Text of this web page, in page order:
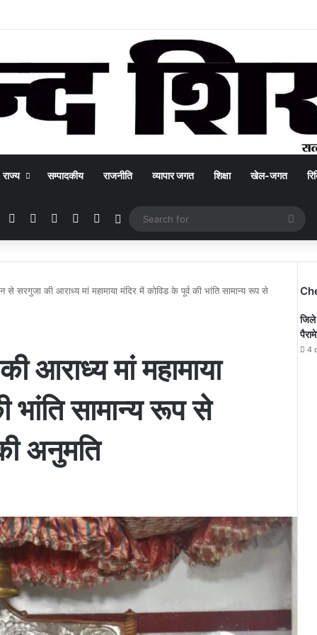
राज्य सम्पादकीय राजनीति व्यापार जगत शिक्षा खेल-जगत
Facebook YouTubeInstagramWhatsApp
Switch skin
for
से सरगुजा की आराध्य मां महामाया मंदिर में कोविड के पूर्व की भांति सामान्य रूप से
आराध्य मां महामाया
भांति सामान्य रूप से
अनुमति
जिले
4